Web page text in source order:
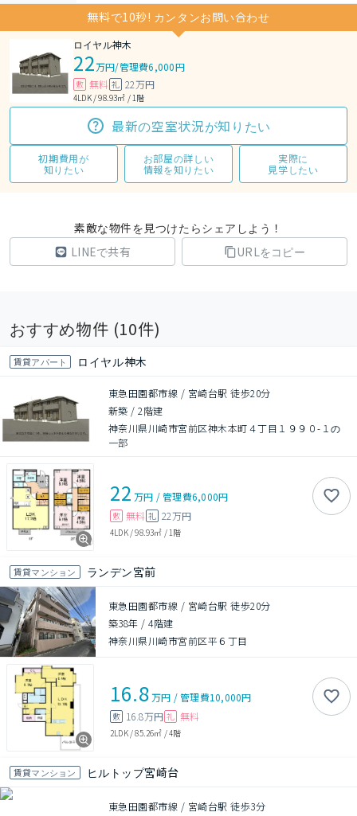
無料で10秒! カンタンお問い合わせ
ロイヤル神木
22万円/管理費6,000円
敷 無料 礼 22万円
4LDK / 98.93㎡ / 1階
最新の空室状況が知りたい
初期費用が
知りたい
お部屋の詳しい
情報を知りたい
実際に
見学したい
素敵な物件を見つけたらシェアしよう！
LINEで共有
URLをコピー
おすすめ物件 (10件)
賃貸アパート ロイヤル神木
東急田園都市線 / 宮崎台駅 徒歩20分
新築 /2階建
神奈川県川崎市宮前区神木本町４丁目１９９０-１の
一部
22 万円 /管理費6,000円
敷 無料 礼 22万円
4LDK/98.93㎡ / 1階
賃貸マンション ランデン宮前
東急田園都市線 / 宮崎台駅 徒歩20分
築38年 /4階建
神奈川県川崎市宮前区平６丁目
16.8万円 /管理費10,000円
敷 16.8万円 礼 無料
2LDK/85.26㎡ /4階
賃貸マンション ヒルトップ宮崎台
東急田園都市線 / 宮崎台駅 徒歩3分